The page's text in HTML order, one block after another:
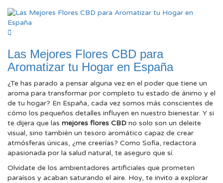
Las Mejores Flores CBD para
Aromatizar tu Hogar en España
¿Te has parado a pensar alguna vez en el poder que tiene un
aroma para transformar por completo tu estado de ánimo y el
de tu hogar? En España, cada vez somos más conscientes de
cómo los pequeños detalles influyen en nuestro bienestar. Y si
te dijera que las mejores flores CBD no solo son un deleite
visual, sino también un tesoro aromático capaz de crear
atmósferas únicas, ¿me creerías? Como Sofía, redactora
apasionada por la salud natural, te aseguro que sí.
Olvídate de los ambientadores artificiales que prometen
paraísos y acaban saturando el aire. Hoy, te invito a explorar